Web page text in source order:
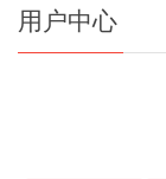
用户中心